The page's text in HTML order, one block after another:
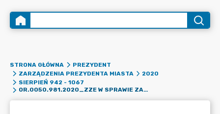
STRONA GŁÓWNA
PREZYDENT
ZARZĄDZENIA PREZYDENTA MIASTA
2020
SIERPIEŃ 942 - 1067
OR.0050.981.2020_ZZE W SPRAWIE ZAWARCIA UMOWY Z WYBRANYM WYKONAWCĄ W PRZETARGU NIEOGRANICZONYM NA DOSTAWĘ I MONTAŻ 332 SZT. OPRAW OŚWIETLENIOWYCH, PRZEWODÓW WEWNĄTRZSŁUPOWYCH, ZŁĄCZY BEZPIECZNIKÓW, 3 SZT. SZAF OŚWIETLENIA ULICZNEGO ORAZ DEMONTAŻ 4 SZT.